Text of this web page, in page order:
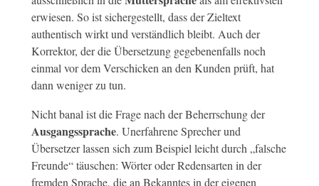
erwiesen. So ist sichergestellt, dass der Zieltext
authentisch wirkt und verständlich bleibt. Auch der
Korrektor, der die Übersetzung gegebenenfalls noch
einmal vor dem Verschicken an den Kunden prüft, hat
dann weniger zu tun.
Nicht banal ist die Frage nach der Beherrschung der
Ausgangssprache. Unerfahrene Sprecher und
Übersetzer lassen sich zum Beispiel leicht durch „falsche
Freunde“ täuschen: Wörter oder Redensarten in der
fremden Sprache, die an Bekanntes in der eigenen